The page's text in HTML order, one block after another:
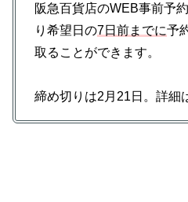
阪急百貨店のWEB事前予
り希望日の7日前までに予
取ることができます。
締め切りは2月21日。詳細